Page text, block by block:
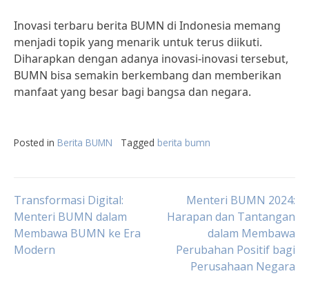
Inovasi terbaru berita BUMN di Indonesia memang
menjadi topik yang menarik untuk terus diikuti.
Diharapkan dengan adanya inovasi-inovasi tersebut,
BUMN bisa semakin berkembang dan memberikan
manfaat yang besar bagi bangsa dan negara.
Posted in Berita BUMN Tagged berita bumn
Post
navigation
Transformasi Digital:
Menteri BUMN dalam
Membawa BUMN ke Era
Modern
Menteri BUMN 2024:
Harapan dan Tantangan
dalam Membawa
Perubahan Positif bagi
Perusahaan Negara